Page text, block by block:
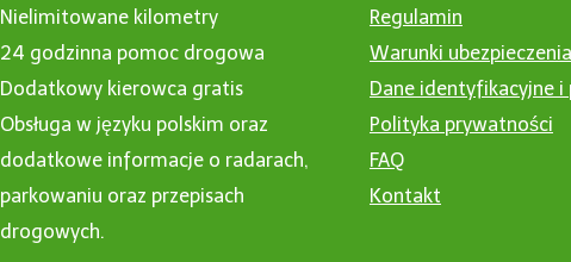
Nielimitowane kilometry
24 godzinna pomoc drogowa
Dodatkowy kierowca gratis
Obsługa w języku polskim oraz
dodatkowe informacje o radarach,
parkowaniu oraz przepisach
drogowych.
Regulamin
Warunki ubezpieczenia
Dane identyfikacyjne i
Polityka prywatności
FAQ
Kontakt